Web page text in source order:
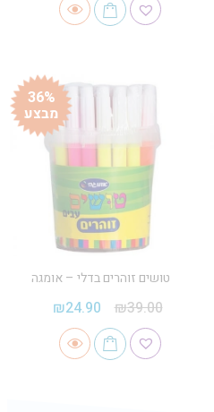
36%
מבצע
טושים זוהרים בדלי – אומגה
₪39.00
₪24.90